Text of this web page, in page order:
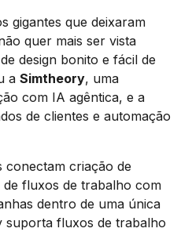
gigantes que deixaram
quer mais ser vista
design bonito e fácil de
a Simtheory, uma
com IA agêntica, e a
de clientes e automação
conectam criação de
fluxos de trabalho com
dentro de uma única
suporta fluxos de trabalho